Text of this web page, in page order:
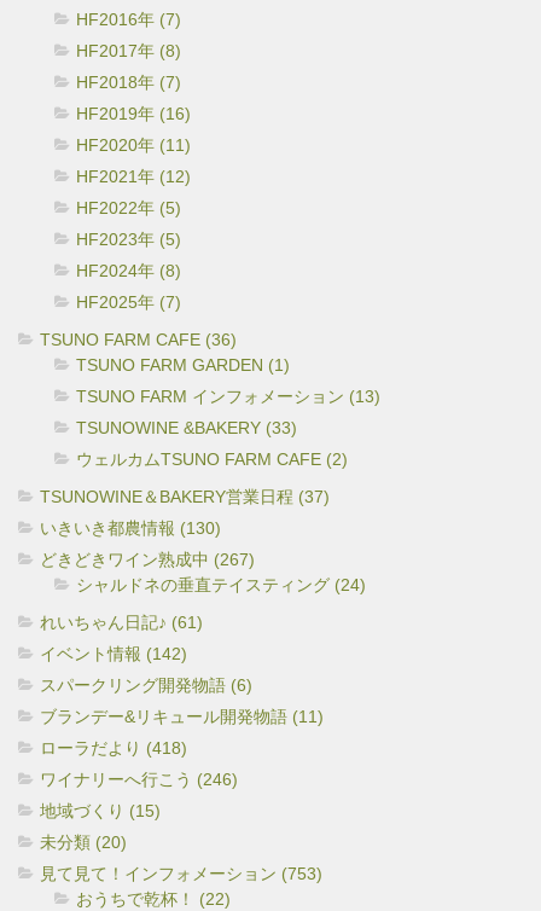
HF2016年 (7)
HF2017年 (8)
HF2018年 (7)
HF2019年 (16)
HF2020年 (11)
HF2021年 (12)
HF2022年 (5)
HF2023年 (5)
HF2024年 (8)
HF2025年 (7)
TSUNO FARM CAFE (36)
TSUNO FARM GARDEN (1)
TSUNO FARM インフォメーション (13)
TSUNOWINE &BAKERY (33)
ウェルカムTSUNO FARM CAFE (2)
TSUNOWINE＆BAKERY営業日程 (37)
いきいき都農情報 (130)
どきどきワイン熟成中 (267)
シャルドネの垂直テイスティング (24)
れいちゃん日記♪ (61)
イベント情報 (142)
スパークリング開発物語 (6)
ブランデー&リキュール開発物語 (11)
ローラだより (418)
ワイナリーへ行こう (246)
地域づくり (15)
未分類 (20)
見て見て！インフォメーション (753)
おうちで乾杯！ (22)